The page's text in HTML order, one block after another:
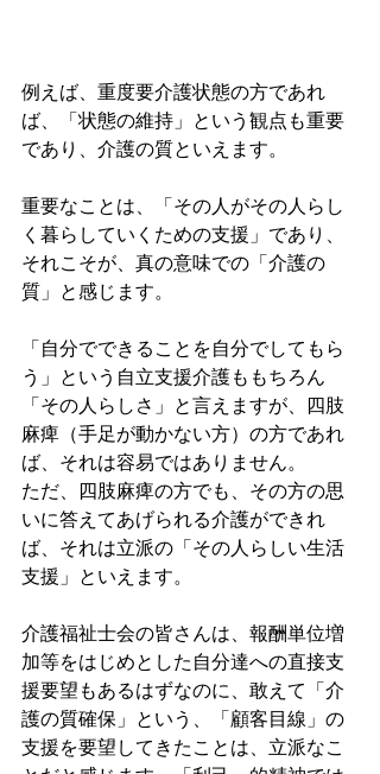
例えば、重度要介護状態の方であれ
ば、「状態の維持」という観点も重要
であり、介護の質といえます。
重要なことは、「その人がその人らし
く暮らしていくための支援」であり、
それこそが、真の意味での「介護の
質」と感じます。
「自分でできることを自分でしてもら
う」という自立支援介護ももちろん
「その人らしさ」と言えますが、四肢
麻痺（手足が動かない方）の方であれ
ば、それは容易ではありません。
ただ、四肢麻痺の方でも、その方の思
いに答えてあげられる介護ができれ
ば、それは立派の「その人らしい生活
支援」といえます。
介護福祉士会の皆さんは、報酬単位増
加等をはじめとした自分達への直接支
援要望もあるはずなのに、敢えて「介
護の質確保」という、「顧客目線」の
支援を要望してきたことは、立派なこ